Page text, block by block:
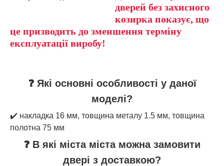
дверей без захисного
козирка показує, що
це призводить до зменшення терміну
експлуатації виробу!
❓ Які основні особливості у даної
моделі?
✔️ накладка 16 мм, товщина металу 1.5 мм, товщина
полотна 75 мм
❓ В які міста міста можна замовити
двері з доставкою?